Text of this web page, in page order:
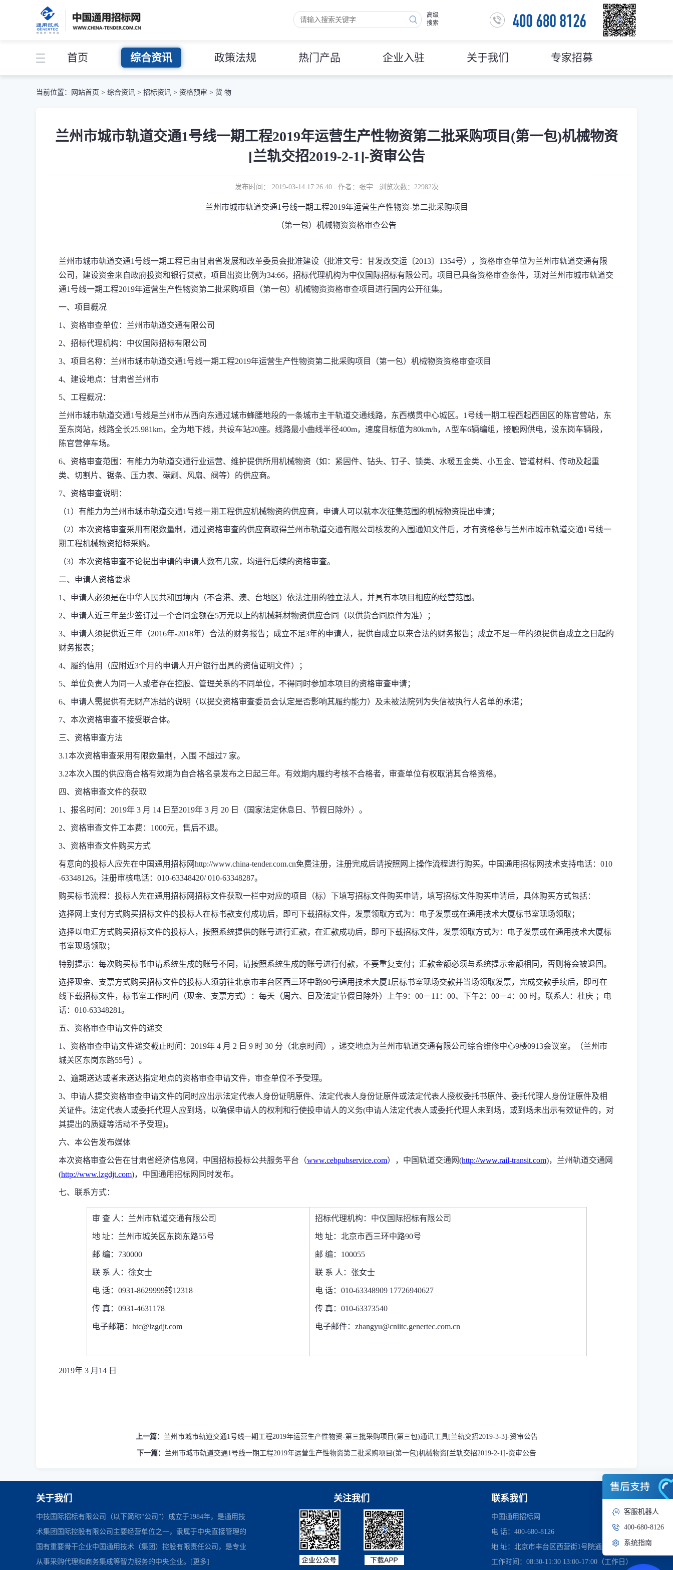
高级
搜索
首页 综合资讯 政策法规 热门产品 企业入驻 关于我们 专家招募
当前位置： 网站首页 > 综合资讯 > 招标资讯 > 资格预审 > 货 物
兰州市城市轨道交通1号线一期工程2019年运营生产性物资第二批采购项目(第一包)机械物资
[兰轨交招2019-2-1]-资审公告
发布时间： 2019-03-14 17:26:40 作者：张宇 浏览次数： 22982次
兰州市城市轨道交通1 号线一期工程2019年运营生产性物资-第二批采购项目
（第一包）机械物资资格审查公告
兰州市城市轨道交通1 号线一期工程已由甘肃省发展和改革委员会批准建设（批准文号：甘发改交运〔2013〕 1354号），资格审查单位为兰州市轨道交通有限
公司，建设资金来自政府投资和银行贷款，项目出资比例为34:66，招标代理机构为中仪国际招标有限公司。项目已具备资格审查条件，现对兰州市城市轨道交
通1 号线一期工程2019年运营生产性物资第二批采购项目（第一包）机械物资资格审查项目进行国内公开征集。
一、项目概况
1 、资格审查单位：兰州市轨道交通有限公司
2、招标代理机构：中仪国际招标有限公司
3、项目名称：兰州市城市轨道交通1 号线一期工程2019年运营生产性物资第二批采购项目（第一包）机械物资资格审查项目
4、建设地点：甘肃省兰州市
5、工程概况：
兰州市城市轨道交通1 号线是兰州市从西向东通过城市蜂腰地段的一条城市主干轨道交通线路，东西横贯中心城区。 1 号线一期工程西起西固区的陈官营站，东
至东岗站，线路全长25.981km，全为地下线，共设车站20座。线路最小曲线半径400m，速度目标值为80km/h， A型车6辆编组，接触网供电，设东岗车辆段，
陈官营停车场。
6、资格审查范围：有能力为轨道交通行业运营、维护提供所用机械物资（如：紧固件、钻头、钉子、锁类、水暖五金类、小五金、管道材料、传动及起重
类、切割片、锯条、压力表、碳刷、风扇、阀等）的供应商。
7、资格审查说明：
（1 ）有能力为兰州市城市轨道交通1 号线一期工程供应机械物资的供应商，申请人可以就本次征集范围的机械物资提出申请；
（2）本次资格审查采用有限数量制，通过资格审查的供应商取得兰州市轨道交通有限公司核发的入围通知文件后，才有资格参与兰州市城市轨道交通1 号线一
期工程机械物资招标采购。
（3）本次资格审查不论提出申请的申请人数有几家，均进行后续的资格审查。
二、申请人资格要求
1 、申请人必须是在中华人民共和国境内（不含港、澳、台地区）依法注册的独立法人，并具有本项目相应的经营范围。
2、申请人近三年至少签订过一个合同金额在5万元以上的机械耗材物资供应合同（以供货合同原件为准）；
3、申请人须提供近三年（2016年-2018年）合法的财务报告；成立不足3年的申请人，提供自成立以来合法的财务报告；成立不足一年的须提供自成立之日起的
财务报表；
4、履约信用（应附近3个月的申请人开户银行出具的资信证明文件）；
5、单位负责人为同一人或者存在控股、管理关系的不同单位，不得同时参加本项目的资格审查申请；
6、申请人需提供有无财产冻结的说明（以提交资格审查委员会认定是否影响其履约能力）及未被法院列为失信被执行人名单的承诺；
7、本次资格审查不接受联合体。
三、资格审查方法
3.1本次资格审查采用有限数量制，入围 不超过7 家。
3.2本次入围的供应商合格有效期为自合格名录发布之日起三年。有效期内履约考核不合格者，审查单位有权取消其合格资格。
四、资格审查文件的获取
1 、报名时间： 2019年 3 月 14 日至2019年 3 月 20 日（国家法定休息日、节假日除外）。
2、资格审查文件工本费： 1000元，售后不退。
3、资格审查文件购买方式
有意向的投标人应先在中国通用招标网http://www.china-tender.com.cn免费注册，注册完成后请按照网上操作流程进行购买。中国通用招标网技术支持电话： 010
-63348126。注册审核电话： 010-63348420/ 010-63348287。
购买标书流程：投标人先在通用招标网招标文件获取一栏中对应的项目（标）下填写招标文件购买申请，填写招标文件购买申请后，具体购买方式包括：
选择网上支付方式购买招标文件的投标人在标书款支付成功后，即可下载招标文件，发票领取方式为：电子发票或在通用技术大厦标书室现场领取；
选择以电汇方式购买招标文件的投标人，按照系统提供的账号进行汇款，在汇款成功后，即可下载招标文件，发票领取方式为：电子发票或在通用技术大厦标
书室现场领取；
特别提示：每次购买标书申请系统生成的账号不同，请按照系统生成的账号进行付款，不要重复支付；汇款金额必须与系统提示金额相同，否则将会被退回。
选择现金、支票方式购买招标文件的投标人须前往北京市丰台区西三环中路90号通用技术大厦1 层标书室现场交款并当场领取发票，完成交款手续后，即可在
线下载招标文件，标书室工作时间（现金、支票方式）：每天（周六、日及法定节假日除外）上午9： 00－11 ： 00、下午2 ： 00－4： 00 时。联系人：杜庆 ；电
话： 010-63348281。
五、资格审查申请文件的递交
1 、资格审查申请文件递交截止时间： 2019年 4 月 2 日 9 时 30 分（北京时间），递交地点为兰州市轨道交通有限公司综合维修中心9楼0913会议室。（兰州市
城关区东岗东路55号）。
2、逾期送达或者未送达指定地点的资格审查申请文件，审查单位不予受理。
3、申请人提交资格审查申请文件的同时应出示法定代表人身份证明原件、法定代表人身份证原件或法定代表人授权委托书原件、委托代理人身份证原件及相
关证件。法定代表人或委托代理人应到场，以确保申请人的权利和行使投申请人的义务(申请人法定代表人或委托代理人未到场，或到场未出示有效证件的，对
其提出的质疑等活动不予受理)。
六、本公告发布媒体
本次资格审查公告在甘肃省经济信息网 ，中国招标投标公共服务平台（www.cebpubservice.com），中国轨道交通网(http://www.rail-transit.com)，兰州轨道交通网
(http://www.lzgdjt.com)，中国通用招标网 同时发布。
七、联系方式：
审 查 人： 兰州市轨道交通有限公司
地 址： 兰州市城关区东岗东路55号
邮 编： 730000
联 系 人： 徐女士
电 话： 0931-8629999转12318
传 真： 0931-4631178
电子邮箱： htc@lzgdjt.com
招标代理机构： 中仪国际招标有限公司
地 址： 北京市西三环中路90号
邮 编： 100055
联 系 人： 张女士
电 话： 010-63348909 17726940627
传 真： 010-63373540
电子邮件： zhangyu@cniitc.genertec.com.cn
2019年 3 月 14 日
上一篇： 兰州市城市轨道交通1号线一期工程2019年运营生产性物资-第三批采购项目(第三包)通讯工具[兰轨交招2019-3-3]-资审公告
下一篇： 兰州市城市轨道交通1号线一期工程2019年运营生产性物资第二批采购项目(第一包)机械物资[兰轨交招2019-2-1]-资审公告
关于我们
中技国际招标有限公司（以下简称“公司”）成立于1984年，是通用技
术集团国际控股有限公司主要经营单位之一，隶属于中央直接管理的
国有重要骨干企业中国通用技术（集团）控股有限责任公司，是专业
从事采购代理和商务集成等智力服务的中央企业。
[更多]
关注我们 联系我们
中国通用招标网
电 话：400-680-8126
地 址：北京市丰台区西营街1号院通用时代中心
工作时间：08:30-11:30 13:00-17:00（工作日）
客服机器人
400-680-8126
系统指南